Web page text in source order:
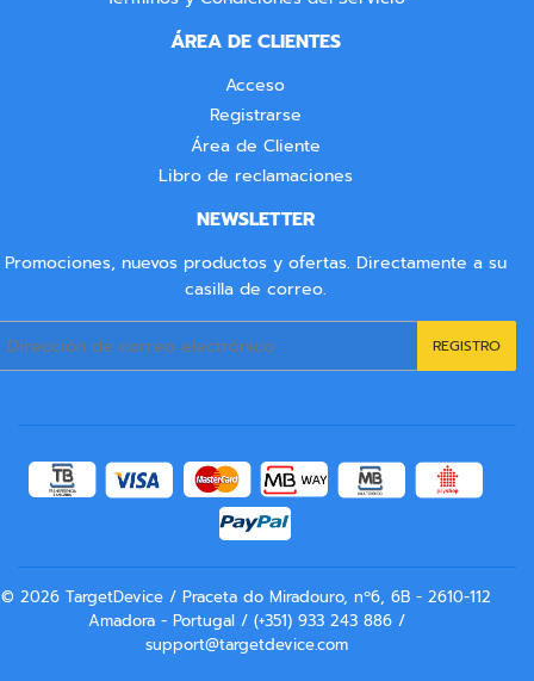
ÁREA DE CLIENTES
Acceso
Registrarse
Área de Cliente
Libro de reclamaciones
NEWSLETTER
Promociones, nuevos productos y ofertas. Directamente a su
casilla de correo.
REGISTRO
© 2026 TargetDevice / Praceta do Miradouro, nº6, 6B - 2610-112
Amadora - Portugal / (+351) 933 243 886 /
support@targetdevice.com